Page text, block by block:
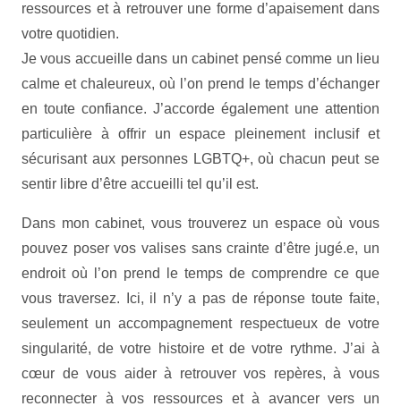
ressources et à retrouver une forme d’apaisement dans
votre quotidien.
Je vous accueille dans un cabinet pensé comme un lieu
calme et chaleureux, où l’on prend le temps d’échanger
en toute confiance. J’accorde également une attention
particulière à offrir un espace pleinement inclusif et
sécurisant aux personnes LGBTQ+, où chacun peut se
sentir libre d’être accueilli tel qu’il est.
Dans mon cabinet, vous trouverez un espace où vous
pouvez poser vos valises sans crainte d’être jugé.e, un
endroit où l’on prend le temps de comprendre ce que
vous traversez. Ici, il n’y a pas de réponse toute faite,
seulement un accompagnement respectueux de votre
singularité, de votre histoire et de votre rythme. J’ai à
cœur de vous aider à retrouver vos repères, à vous
reconnecter à vos ressources et à avancer vers un